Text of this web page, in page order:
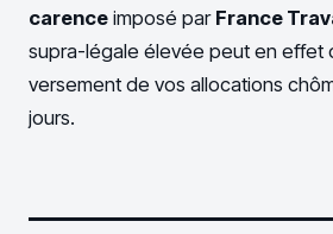
carence imposé par France
supra-légale élevée peut en effet
versement de vos allocations
jours.